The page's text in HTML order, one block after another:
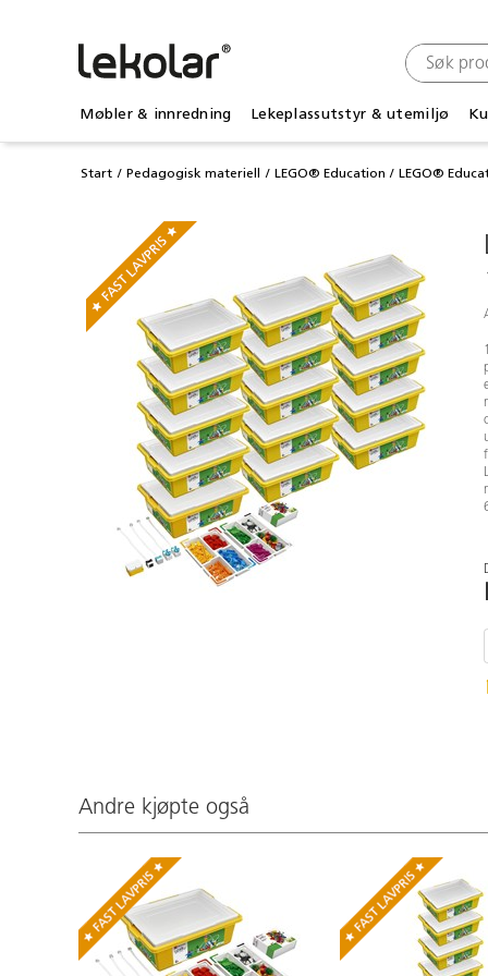
Møbler & innredning Lekeplassutstyr & utemiljø
Start Pedagogisk materiell LEGO® Education LEGO®
Andre kjøpte også